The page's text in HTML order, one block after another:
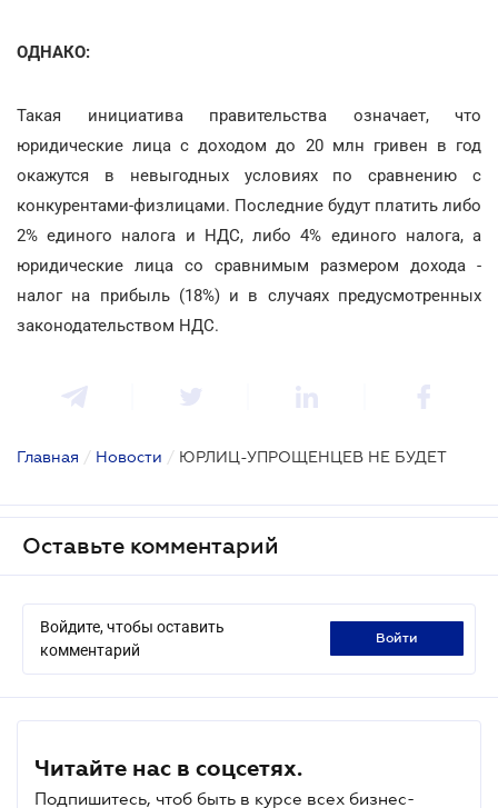
ОДНАКО:
Такая инициатива правительства означает, что
юридические лица с доходом до 20 млн гривен в год
окажутся в невыгодных условиях по сравнению с
конкурентами-физлицами. Последние будут платить либо
2% единого налога и НДС, либо 4% единого налога, а
юридические лица со сравнимым размером дохода -
налог на прибыль (18%) и в случаях предусмотренных
законодательством НДС.
Главная / Новости / ЮРЛИЦ-УПРОЩЕНЦЕВ НЕ БУДЕТ
Оставьте комментарий
Войдите, чтобы оставить
комментарий
войти
Читайте нас в соцсетях.
Подпишитесь, чтоб быть в курсе всех бизнес-